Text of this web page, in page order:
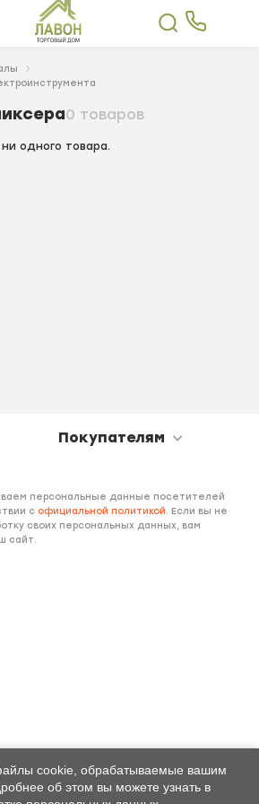
0 товаров
одного товара.
Покупателям
персональные данные посетителей
с официальной политикой. Если вы не
своих персональных данных, вам
сайт.
cookie, обрабатываемые вашим
об этом вы можете узнать в